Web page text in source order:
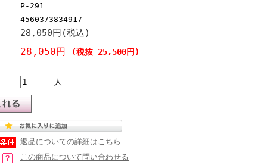
P-291
4560373834917
28,050円(税込)
28,050円 (税抜 25,500円)
人
返品についての詳細はこちら
この商品について問い合わせる